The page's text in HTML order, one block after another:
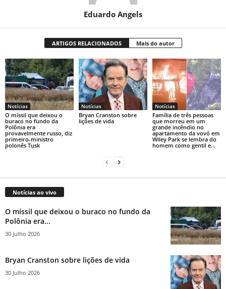
Eduardo Angels
ARTIGOS RELACIONADOS Mais do autor
Notícias
O míssil que deixou o
buraco no fundo da
Polônia era
provavelmente russo, diz
primeiro-ministro
polonês Tusk
Notícias
Bryan Cranston sobre
lições de vida
Notícias
Família de três pessoas
que morreu em um
grande incêndio no
apartamento da vovó em
Wiley Park se lembra do
homem como gentil e...
Notícias ao vivo
O míssil que deixou o buraco no fundo da
Polônia era...
30 Julho 2026
Bryan Cranston sobre lições de vida
30 Julho 2026